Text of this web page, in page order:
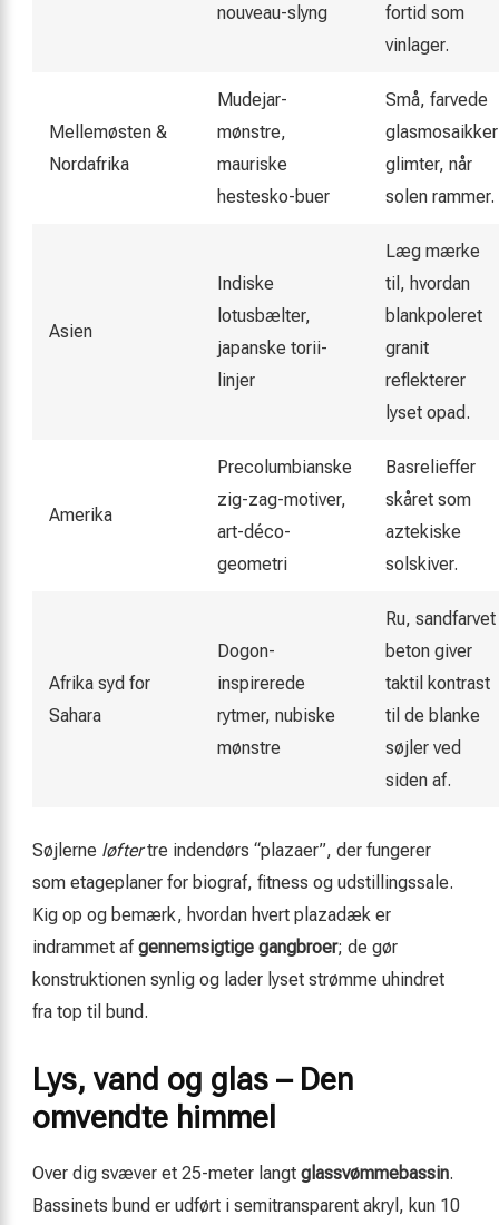
nouveau-slyng
fortid som
vinlager.
Mellemøsten &
Nordafrika
Mudejar-
mønstre,
mauriske
hestesko-buer
Små, farvede
glasmosaikker
glimter, når
solen rammer.
Asien
Indiske
lotusbælter,
japanske torii-
linjer
Læg mærke
til, hvordan
blankpoleret
granit
reflekterer
lyset opad.
Amerika
Precolumbianske
zig-zag-motiver,
art-déco-
geometri
Basrelieffer
skåret som
aztekiske
solskiver.
Afrika syd for
Sahara
Dogon-
inspirerede
rytmer, nubiske
mønstre
Ru, sandfarvet
beton giver
taktil kontrast
til de blanke
søjler ved
siden af.
Søjlerne løftertre indendørs “plazaer”, der fungerer
som etageplaner for biograf, fitness og udstillingssale.
Kig op og bemærk, hvordan hvert plazadæk er
indrammet afgennemsigtige gangbroer; de gør
konstruktionen synlig og lader lyset strømme uhindret
fra top til bund.
Lys, vand og glas – Den
omvendte himmel
Over dig svæver et 25-meter langt glassvømmebassin.
Bassinets bund er udført i semitransparent akryl, kun 10